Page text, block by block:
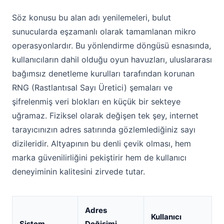
Söz konusu bu alan adı yenilemeleri, bulut
sunucularda eşzamanlı olarak tamamlanan mikro
operasyonlardır. Bu yönlendirme döngüsü esnasında,
kullanıcıların dahil olduğu oyun havuzları, uluslararası
bağımsız denetleme kurulları tarafından korunan
RNG (Rastlantısal Sayı Üretici) şemaları ve
şifrelenmiş veri blokları en küçük bir sekteye
uğramaz. Fiziksel olarak değişen tek şey, internet
tarayıcınızın adres satırında gözlemlediğiniz sayı
dizileridir. Altyapının bu denli çevik olması, hem
marka güvenilirliğini pekiştirir hem de kullanıcı
deneyiminin kalitesini zirvede tutar.
Adres
Kullanıcı